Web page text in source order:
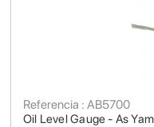
Oil Level Gauge - As
Referencia : AB5700